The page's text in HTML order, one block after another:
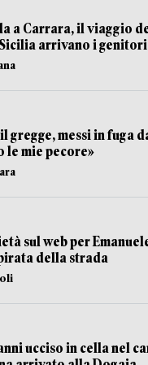
a Carrara, il viaggio
arrivano i genitori
gregge, messi in fuga
le mie pecore»
sul web per
della strada
ucciso in cella nel